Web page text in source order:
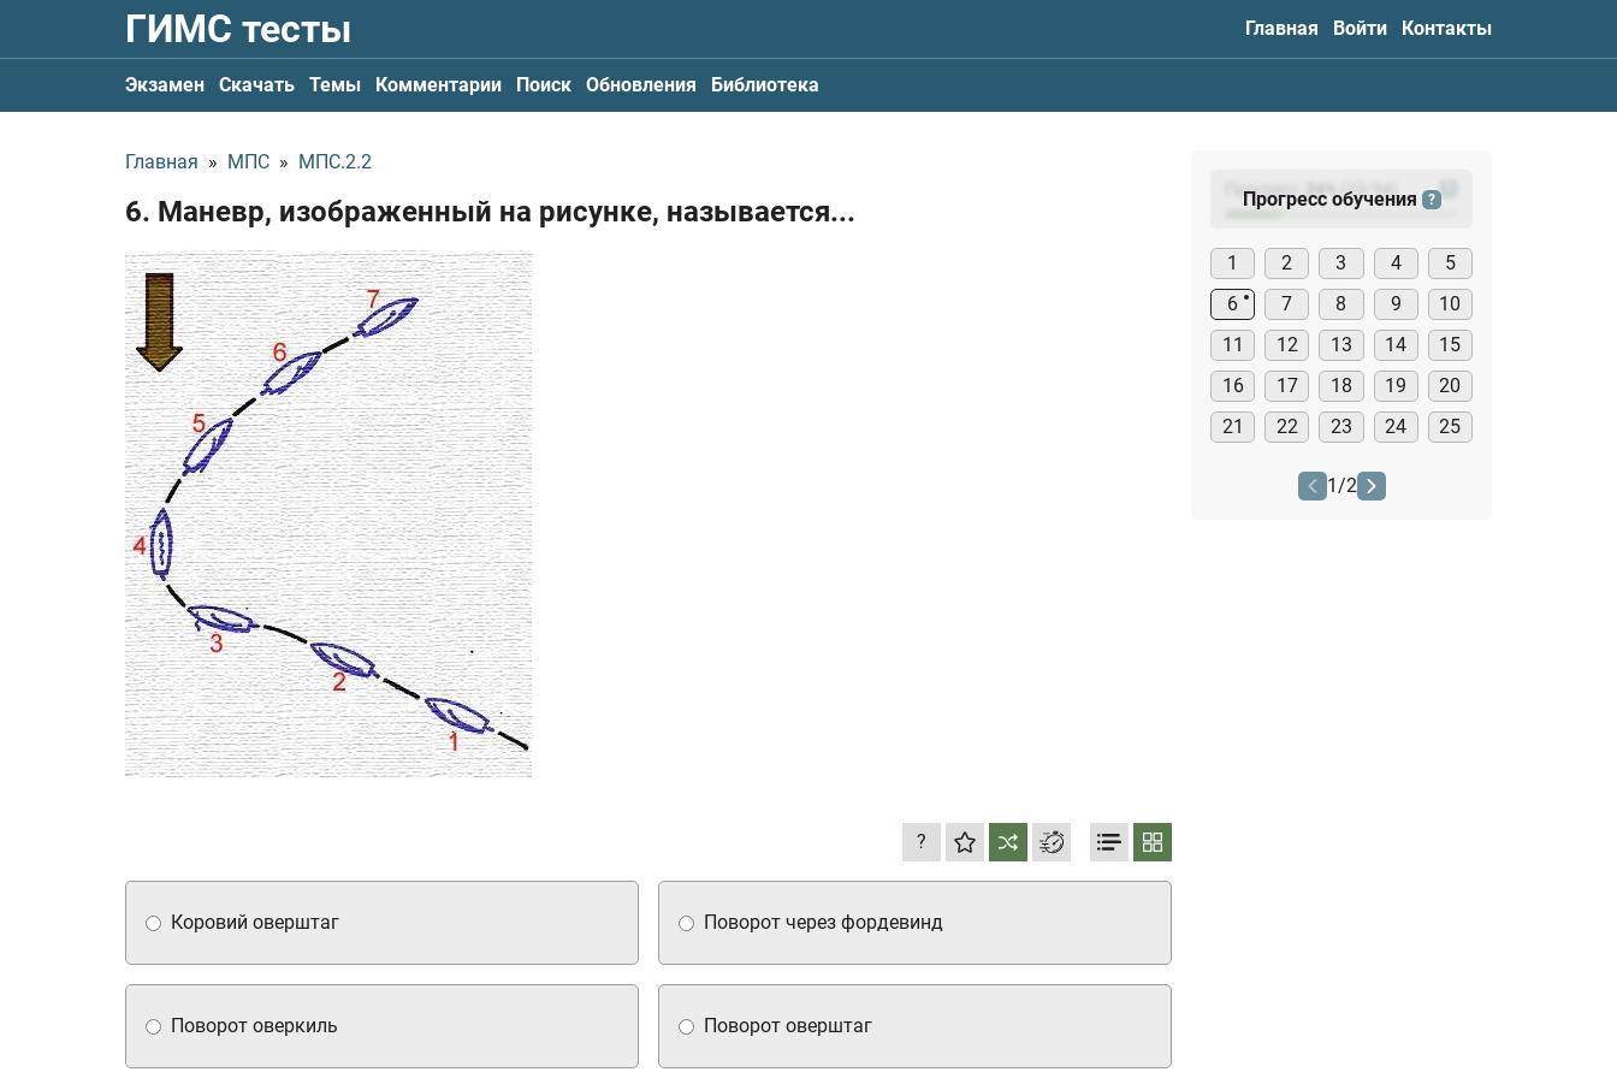
ГИМС тесты Главная Войти Контакты
Экзамен Скачать Темы Комментарии Поиск Обновления Библиотека
Главная » МПС » МПС.2.2
6. Маневр, изображенный на рисунке, называется...
?
Поворот через фордевинд
Поворот оверкиль
Коровий оверштаг
Поворот оверштаг
Прогресс: (23
Прогресс обучения ?
1 2 3 4
5
6
7 8 9
10
11
12 13 14
15
16
17 18 19
20
21
22 23 24 25
1/2